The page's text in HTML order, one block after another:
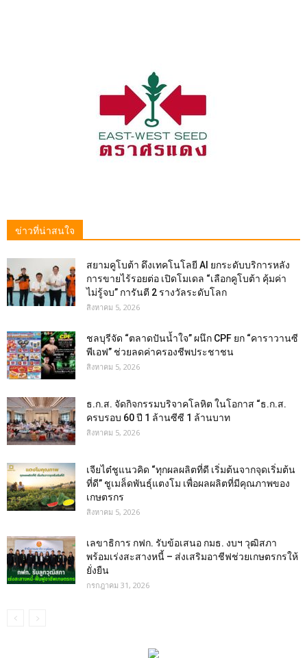
ข่าวที่น่าสนใจ
สยามคูโบต้า ดึงเทคโนโลยี AI ยกระดับบริการหลัง
การขายไร้รอยต่อ เปิดโมเดล “เลือกคูโบต้า คุ้มค่า
ไม่รู้จบ” การันตี 2 รางวัลระดับโลก
สิงหาคม 5, 2026
ชลบุรีจัด “ตลาดปันน้ำใจ” ผนึก CPF ยก “คาราวานซี
พีเอฟ” ช่วยลดค่าครองชีพประชาชน
สิงหาคม 5, 2026
ธ.ก.ส. จัดกิจกรรมบริจาคโลหิต ในโอกาส “ธ.ก.ส.
ครบรอบ 60 ปี 1 ล้านซีซี 1 ล้านบาท
สิงหาคม 5, 2026
เจียไต๋ชูแนวคิด “ทุกผลผลิตที่ดี เริ่มต้นจากจุดเริ่มต้น
ที่ดี” ชูเมล็ดพันธุ์แตงโม เพื่อผลผลิตที่มีคุณภาพของ
เกษตรกร
สิงหาคม 5, 2026
เลขาธิการ กฟก. รับข้อเสนอ กมธ. งบฯ วุฒิสภา
พร้อมเร่งสะสางหนี้ – ส่งเสริมอาชีฟช่วยเกษตรกรให้
ยั่งยืน
กรกฎาคม 31, 2026